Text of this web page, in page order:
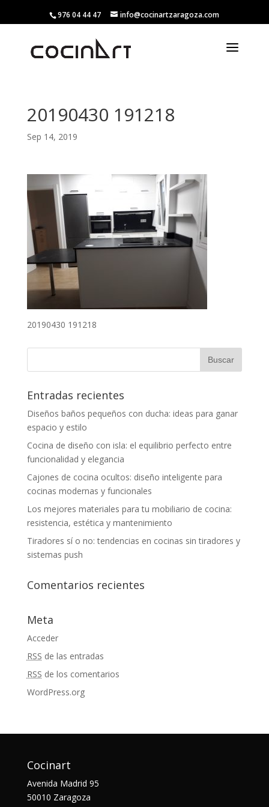
976 04 44 47 info@cocinartzaragoza.com
20190430 191218
Sep 14, 2019
20190430 191218
Entradas recientes
Diseños baños pequeños con ducha: ideas para ganar
espacio y estilo
Cocina de diseño con isla: el equilibrio perfecto entre
funcionalidad y elegancia
Cajones de cocina ocultos: diseño inteligente para
cocinas modernas y funcionales
Los mejores materiales para tu mobiliario de cocina:
resistencia, estética y mantenimiento
Tiradores sí o no: tendencias en cocinas sin tiradores y
sistemas push
Comentarios recientes
Meta
Acceder
RSS de las entradas
RSS de los comentarios
WordPress.org
Cocinart
Avenida Madrid 95
50010 Zaragoza